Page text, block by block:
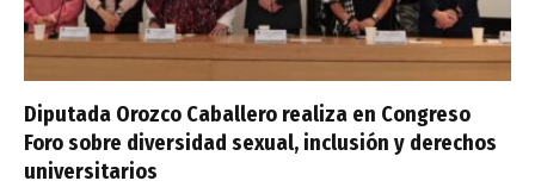
Diputada Orozco Caballero realiza en Congreso
Foro sobre diversidad sexual, inclusión y derechos
universitarios